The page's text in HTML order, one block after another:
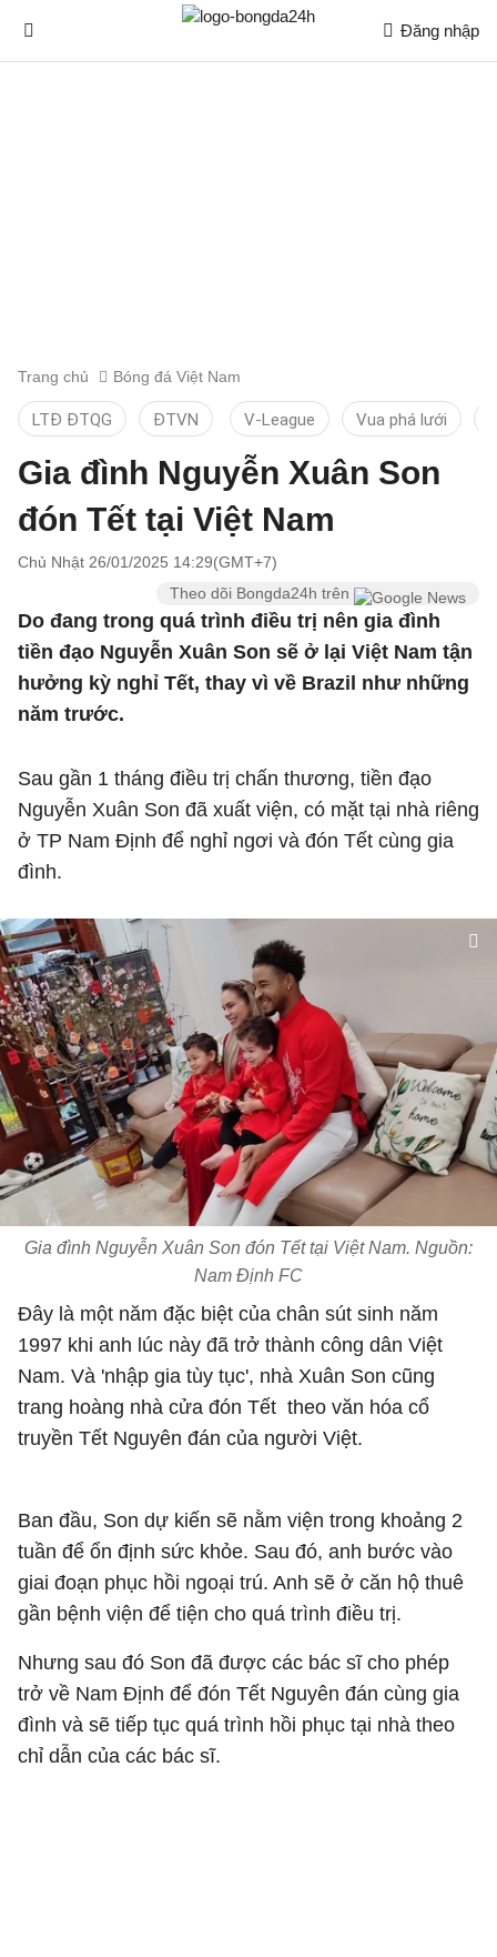
Đăng nhập
Trang chủ Bóng đá Việt Nam
LTĐ ĐTQG ĐTVN V-League Vua phá lưới
Gia đình Nguyễn Xuân Son
đón Tết tại Việt Nam
Chủ Nhật 26/01/2025 14:29(GMT+7)
Theo dõi Bongda24h trên
Do đang trong quá trình điều trị nên gia đình
tiền đạo Nguyễn Xuân Son sẽ ở lại Việt Nam tận
hưởng kỳ nghỉ Tết, thay vì về Brazil như những
năm trước.
Sau gần 1 tháng điều trị chấn thương, tiền đạo
Nguyễn Xuân Son đã xuất viện, có mặt tại nhà riêng
ở TP Nam Định để nghỉ ngơi và đón Tết cùng gia
đình.
Gia đình Nguyễn Xuân Son đón Tết tại Việt Nam. Nguồn:
Nam Định FC
Đây là một năm đặc biệt của chân sút sinh năm
1997 khi anh lúc này đã trở thành công dân Việt
Nam. Và 'nhập gia tùy tục', nhà Xuân Son cũng
trang hoàng nhà cửa đón Tết theo văn hóa cổ
truyền Tết Nguyên đán của người Việt.
Ban đầu, Son dự kiến sẽ nằm viện trong khoảng 2
tuần để ổn định sức khỏe. Sau đó, anh bước vào
giai đoạn phục hồi ngoại trú. Anh sẽ ở căn hộ thuê
gần bệnh viện để tiện cho quá trình điều trị.
Nhưng sau đó Son đã được các bác sĩ cho phép
trở về Nam Định để đón Tết Nguyên đán cùng gia
đình và sẽ tiếp tục quá trình hồi phục tại nhà theo
chỉ dẫn của các bác sĩ.